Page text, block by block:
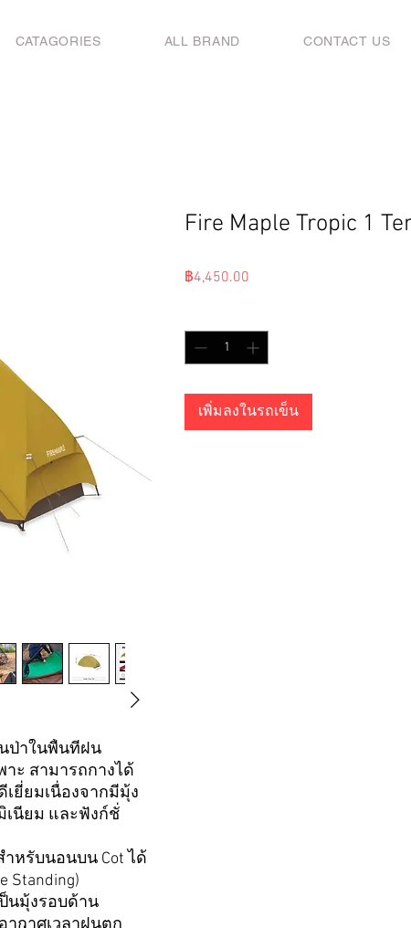
CATAGORIES ALL BRAND CONTACT US
ป่าในพื้นที่ฝน
ะ สามารถกางได้
ยี่ยมเนื่องจากมีมุ้ง
เนียม และฟังก์ชั่
ำหรับนอนบน Cot ได้
Standing)
นมุ้งรอบด้าน
Fire Maple Tropic 1
฿4,450.00
เพิ่มลงในรถเข็น